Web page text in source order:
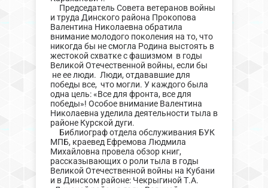
Председатель Совета ветеранов войны
и труда Динского района Прокопова
Валентина Николаевна обратила
внимание молодого поколения на то, что
никогда бы не смогла Родина выстоять в
жестокой схватке с фашизмом в годы
Великой Отечественной войны, если бы
не ее люди. Люди, отдававшие для
победы все, что могли. У каждого была
одна цель: «Все для фронта, все для
победы»! Особое внимание Валентина
Николаевна уделила деятельности тыла в
районе Курской дуги.
Библиограф отдела обслуживания БУК
МПБ, краевед Ефремова Людмила
Михайловна провела обзор книг,
рассказывающих о роли тыла в годы
Великой Отечественной войны на Кубани
и в Динском районе: Чекрыгиной Т.А.